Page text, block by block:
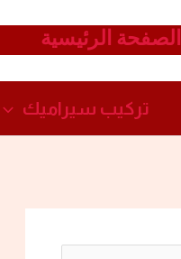
الصفحة الرئيسية
تركيب سيراميك​